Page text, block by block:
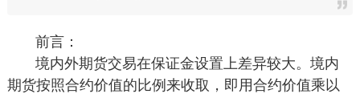
前言：
境内外期货交易在保证金设置上差异较大。境内
期货按照合约价值的比例来收取，即用合约价值乘以